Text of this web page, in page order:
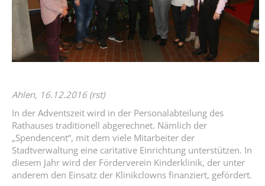
Ahlen, 16.12.2016 (rst)
In der Adventszeit wird in der Personalabteilung des
Rathauses traditionell abgerechnet. Nämlich der
„Spendencent“, mit dem viele Mitarbeiter der
Stadtverwaltung eine caritative Einrichtung unterstützen. In
diesem Jahr wird der Förderverein Kinderklinik, der unter
anderem den Einsatz der Klinikclowns finanziert, gefördert.